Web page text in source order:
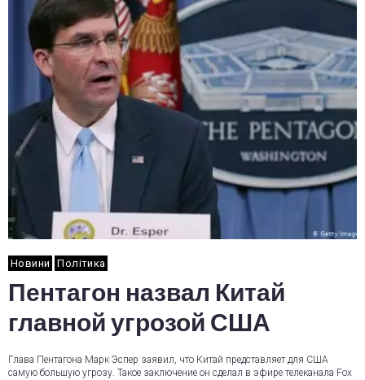
Новини Політика
Пентагон назвал Китай
главной угрозой США
Глава Пентагона Марк Эспер заявил, что Китай представляет для США
самую большую угрозу. Такое заключение он сделал в эфире телеканала Fox